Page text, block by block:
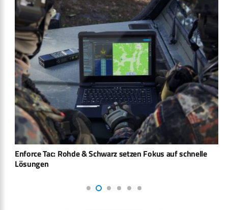
Enforce Tac: Rohde & Schwarz setzen Fokus auf schnelle
Lösungen